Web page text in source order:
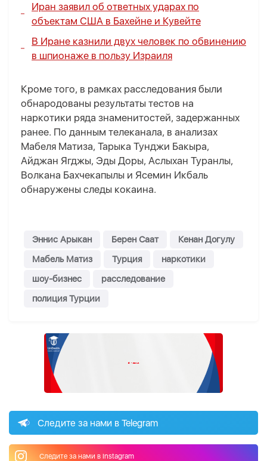
Иран заявил об ответных ударах по
объектам США в Бахейне и Кувейте
В Иране казнили двух человек по обвинению
в шпионаже в пользу Израиля
Кроме того, в рамках расследования были
обнародованы результаты тестов на
наркотики ряда знаменитостей, задержанных
ранее. По данным телеканала, в анализах
Мабеля Матиза, Тарыка Тунджи Бакыра,
Айджан Ягджы, Эды Доры, Аслыхан Туранлы,
Волкана Бахчекапылы и Ясемин Икбаль
обнаружены следы кокаина.
Эннис Арыкан Берен Саат
Кенан Догулу
Мабель Матиз
Турция
наркотики
шоу-бизнес
расследование
полиция Турции
Следите за нами в Telegram
Следите за нами в Instagram